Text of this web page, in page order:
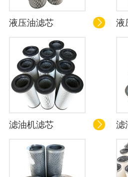
液压油滤芯  液
滤油机滤芯  滤